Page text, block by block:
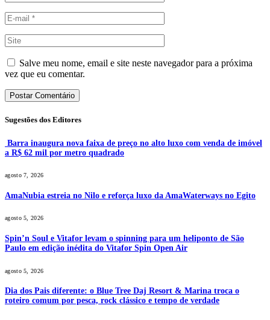
Salve meu nome, email e site neste navegador para a próxima
vez que eu comentar.
Sugestões dos Editores
Barra inaugura nova faixa de preço no alto luxo com venda de imóvel
a R$ 62 mil por metro quadrado
agosto 7, 2026
AmaNubia estreia no Nilo e reforça luxo da AmaWaterways no Egito
agosto 5, 2026
Spin’n Soul e Vitafor levam o spinning para um heliponto de São
Paulo em edição inédita do Vitafor Spin Open Air
agosto 5, 2026
Dia dos Pais diferente: o Blue Tree Daj Resort & Marina troca o
roteiro comum por pesca, rock clássico e tempo de verdade